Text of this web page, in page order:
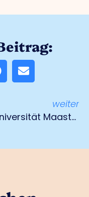
weiter
Die Universität Maastricht verstärkt die Zusammenarbeit mit Venloer Unternehmern